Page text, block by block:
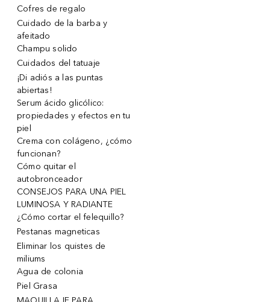
Cofres de regalo
Cuidado de la barba y
afeitado
Champu solido
Cuidados del tatuaje
¡Di adiós a las puntas
abiertas!
Serum ácido glicólico:
propiedades y efectos en tu
piel
Crema con colágeno, ¿cómo
funcionan?
Cómo quitar el
autobronceador
CONSEJOS PARA UNA PIEL
LUMINOSA Y RADIANTE
¿Cómo cortar el felequillo?
Pestanas magneticas
Eliminar los quistes de
miliums
Agua de colonia
Piel Grasa